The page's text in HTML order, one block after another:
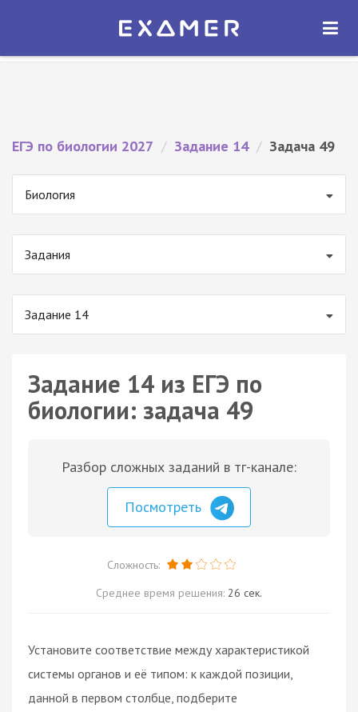
Экзамер — ЕГЭ 2027
ОТКРЫТЬ
ЕГЭ по биологии 2027 / Задание 14 / Задача 49
Биология
Задания
Задание 14
Задание 14 из ЕГЭ по
биологии: задача 49
Разбор сложных заданий в тг-канале:
Посмотреть
Сложность:
Среднее время решения: 26 сек.
Установите соответствие между характеристикой
системы органов и её типом: к каждой позиции,
данной в первом столбце, подберите